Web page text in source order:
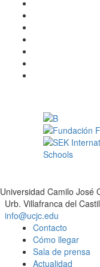
Universidad Camilo
Urb. Villafranca del
info@ucjc.edu
Contacto
Cómo llegar
Sala de prensa
Actualidad